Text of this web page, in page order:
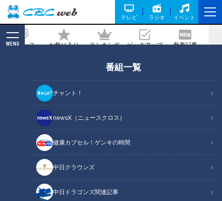
テレビ ラジオ イベント
ニュース お気に入り ランキング ピックアップ 新着記事
MENU
番組一覧
チャント！
newsX（ニュースクロス）
健康カプセル！ゲンキの時間
中日クラウンズ
中日ドラゴンズ関連記事
マ」さんに教わる！食べ残しゼロの無
限“ずぼら飯”レシピ
2020/11/24 07:00